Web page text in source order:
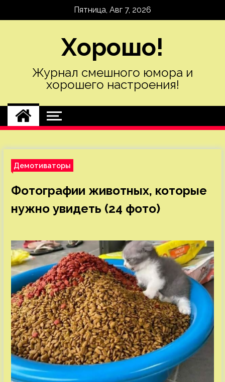
Пятница, Авг 7, 2026
Хорошо!
Журнал смешного юмора и
хорошего настроения!
Демотиваторы
Фотографии животных, которые
нужно увидеть (24 фото)